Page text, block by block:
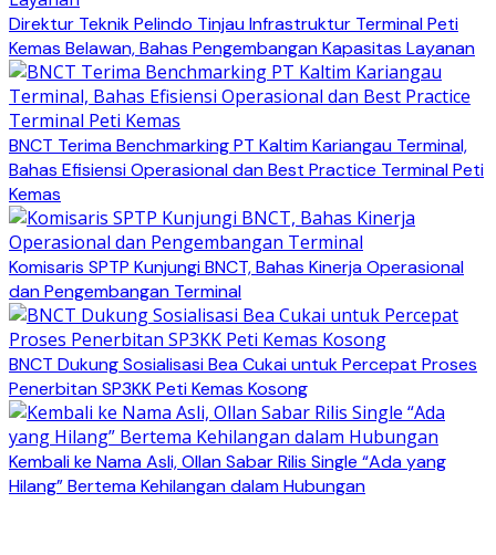
Direktur Teknik Pelindo Tinjau Infrastruktur Terminal Peti
Kemas Belawan, Bahas Pengembangan Kapasitas Layanan
BNCT Terima Benchmarking PT Kaltim Kariangau Terminal,
Bahas Efisiensi Operasional dan Best Practice Terminal Peti
Kemas
Komisaris SPTP Kunjungi BNCT, Bahas Kinerja Operasional
dan Pengembangan Terminal
BNCT Dukung Sosialisasi Bea Cukai untuk Percepat Proses
Penerbitan SP3KK Peti Kemas Kosong
Kembali ke Nama Asli, Ollan Sabar Rilis Single “Ada yang
Hilang” Bertema Kehilangan dalam Hubungan